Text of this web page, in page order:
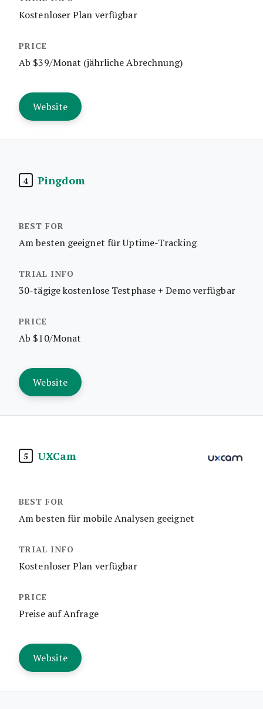
Kostenloser Plan verfügbar
Ab $39/Monat (jährliche Abrechnung)
Website
4 Pingdom
Am besten geeignet für Uptime-Tracking
30-tägige kostenlose Testphase + Demo verfügbar
Ab $10/Monat
Website
5 UXCam
Am besten für mobile Analysen geeignet
Kostenloser Plan verfügbar
Preise auf Anfrage
Website